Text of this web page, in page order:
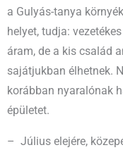
a Gulyás-tanya
helyet, tudja:
áram, de a kis család
sajátjukban élhetnek.
korábban nyaralónak
épületet.
– Július elejére,